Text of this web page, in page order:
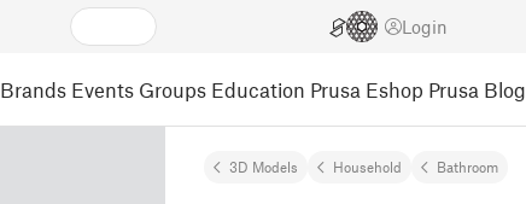
Login
Brands Events Groups Education Prusa Eshop Prusa Blog
3D Models Household Bathroom